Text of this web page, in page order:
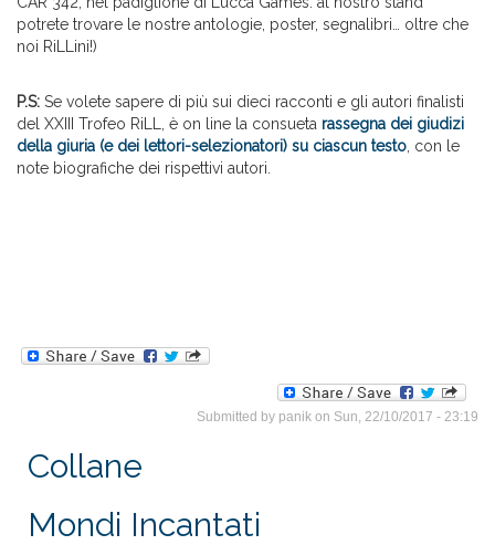
potrete trovare le nostre antologie, poster, segnalibri… oltre che
noi RiLLini!)
P.S: Se volete sapere di più sui dieci racconti e gli autori finalisti
del XXIII Trofeo RiLL, è on line la consueta rassegna dei giudizi
della giuria (e dei lettori-selezionatori) su ciascun testo , con le
note biografiche dei rispettivi autori.
Submitted by panik on Sun, 22/10/2017 - 23:19
Collane
Mondi Incantati